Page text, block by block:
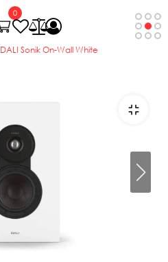
0
DALI Sonik On-Wall White